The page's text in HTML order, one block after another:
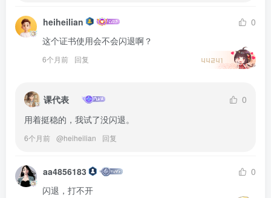
heiheilian
0
这个证书使用会不会闪退啊？
6个月前 回复 44241
课代表
0
用着挺稳的，我试了没闪退。
6个月前 @heiheilian 回复
aa4856183
0
闪退，打不开